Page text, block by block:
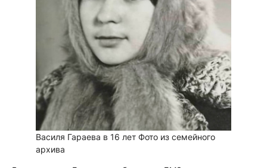
Василя Гараева в 16 лет Фото из семейного
архива